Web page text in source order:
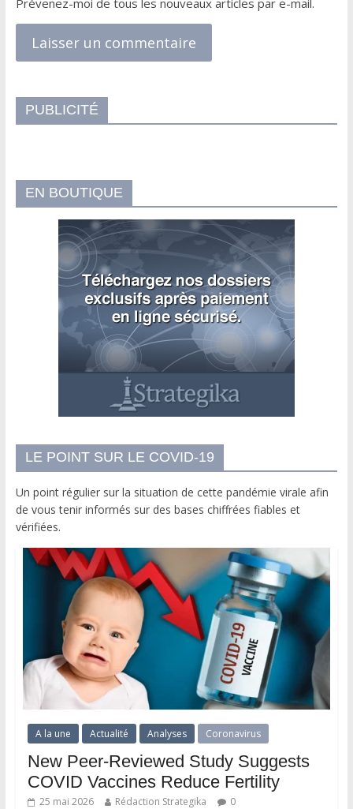
PUBLICITÉ
EN BOUTIQUE
LE POINT SUR LE COVID-19
Un point régulier sur la situation de cette pandémie virale afin
de vous tenir informés sur des bases chiffrées fiables et
vérifiées.
A la une Actualité Analyses Coronavirus
New Peer-Reviewed Study Suggests
COVID Vaccines Reduce Fertility
25 mai 2026 Rédaction Strategika 0